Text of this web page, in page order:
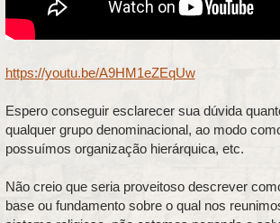
https://youtu.be/A9HM1eZEqUw
Espero conseguir esclarecer sua dúvida
qualquer grupo denominacional, ao modo
possuímos organização hierárquica, etc.
Não creio que seria proveitoso descrever
base ou fundamento sobre o qual nos